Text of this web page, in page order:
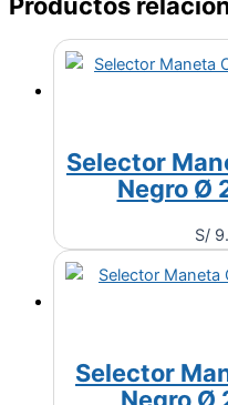
Selector
Negro Ø
S/
Selector
Negro Ø